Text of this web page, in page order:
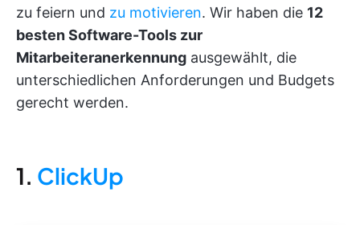
zu feiern und zu motivieren. Wir haben die 12
besten Software-Tools zur
Mitarbeiteranerkennung ausgewählt, die
unterschiedlichen Anforderungen und Budgets
gerecht werden.
1. ClickUp